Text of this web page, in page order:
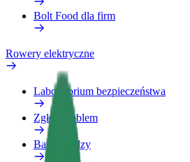
Bolt Food dla firm
Rowery elektryczne
Laboratorium bezpieczeństwa
Zgłoś problem
Baza wiedzy